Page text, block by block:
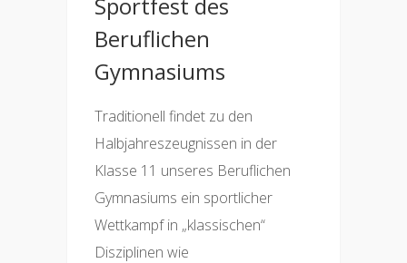
Beruflichen
Gymnasiums
Traditionell findet zu den
Halbjahreszeugnissen in der
Klasse 11 unseres Beruflichen
Gymnasiums ein sportlicher
Wettkampf in „klassischen“
Disziplinen wie